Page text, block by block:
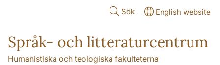
Sök English website
Språk- och litteraturcentrum
Humanistiska och teologiska fakulteterna